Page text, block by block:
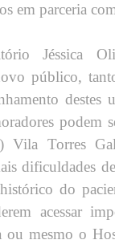
em parceria
Jéssica
público,
destes
podem
Vila Torres
dificuldades
do
acessar
ou mesmo o